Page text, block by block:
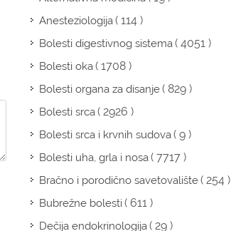
Anesteziologija( 114 )
Bolesti digestivnog sistema( 4051 )
Bolesti oka( 1708 )
Bolesti organa za disanje( 829 )
Bolesti srca( 2926 )
Bolesti srca i krvnih sudova( 9 )
Bolesti uha, grla i nosa( 7717 )
Bračno i porodično savetovalište( 254 )
Bubrežne bolesti( 611 )
Dečija endokrinologija( 29 )